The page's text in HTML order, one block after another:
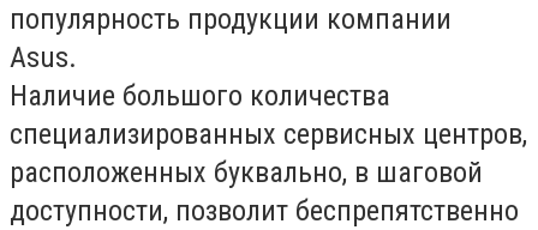
популярность продукции компании
Asus.
Наличие большого количества
специализированных сервисных центров,
расположенных буквально, в шаговой
доступности, позволит беспрепятственно